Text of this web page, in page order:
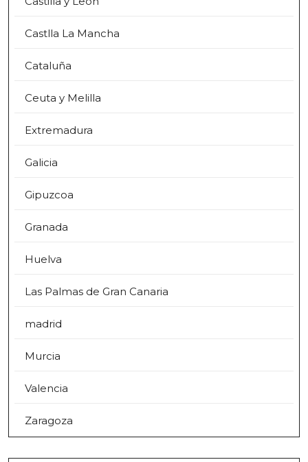
Castlla La Mancha
Cataluña
Ceuta y Melilla
Extremadura
Galicia
Gipuzcoa
Granada
Huelva
Las Palmas de Gran Canaria
madrid
Murcia
Valencia
Zaragoza